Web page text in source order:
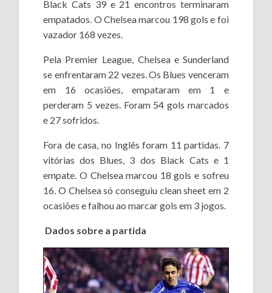
Black Cats 39 e 21 encontros terminaram
empatados. O Chelsea marcou 198 gols e foi
vazador 168 vezes.
Pela Premier League, Chelsea e Sunderland
se enfrentaram 22 vezes. Os Blues venceram
em 16 ocasiões, empataram em 1 e
perderam 5 vezes. Foram 54 gols marcados
e 27 sofridos.
Fora de casa, no Inglês foram 11 partidas. 7
vitórias dos Blues, 3 dos Black Cats e 1
empate. O Chelsea marcou 18 gols e sofreu
16. O Chelsea só conseguiu clean sheet em 2
ocasiões e falhou ao marcar gols em 3 jogos.
Dados sobre a partida